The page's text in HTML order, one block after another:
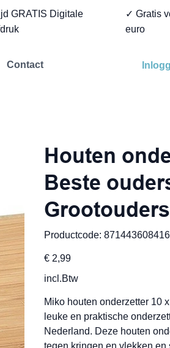
GRATIS Digitale
✓ Gratis
euro
Contact
Houten
Beste
Productcode: Productcode
8714436084160
Prijs
€ 2,99
incl.Btw
Miko houten onderzetter 10
leuke en praktische
Nederland. Deze houten
tegen kringen en vlekken en